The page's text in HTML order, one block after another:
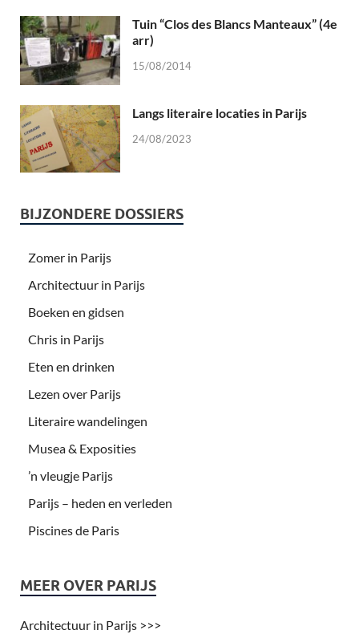
Tuin “Clos des Blancs Manteaux” (4e
arr)
15/08/2014
Langs literaire locaties in Parijs
24/08/2023
BIJZONDERE DOSSIERS
Zomer in Parijs
Architectuur in Parijs
Boeken en gidsen
Chris in Parijs
Eten en drinken
Lezen over Parijs
Literaire wandelingen
Musea & Exposities
’n vleugje Parijs
Parijs – heden en verleden
Piscines de Paris
MEER OVER PARIJS
Architectuur in Parijs >>>